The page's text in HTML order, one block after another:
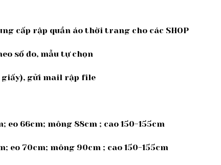
cấp rập quần áo thời trang cho các SHOP
số đo, mẫu tự chọn
giấy), gửi mail rập file
eo 66cm; mông 88cm ; cao 150-155cm
eo 70cm; mông 90cm ; cao 150-155cm